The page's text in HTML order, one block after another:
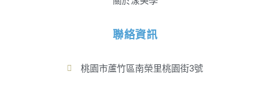
聯絡資訊
桃園市蘆竹區南榮里桃園街3號